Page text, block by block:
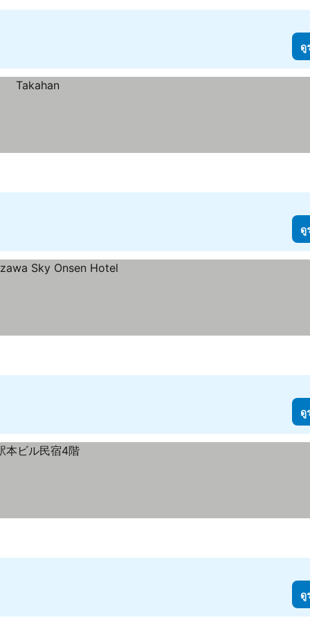
ดู
ดู
ดู
ดู